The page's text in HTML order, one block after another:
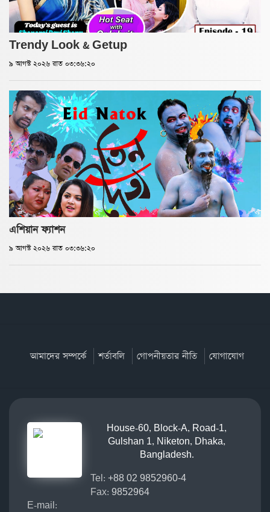
Trendy Look & Getup
৯ আগস্ট ২০২৬ রাত ০৩:৩৬:২০
এশিয়ান ফ্যাশন
৯ আগস্ট ২০২৬ রাত ০৩:৩৬:২০
আমাদের সম্পর্কে শর্তাবলি গোপনীয়তার নীতি যোগাযোগ
House-60, Block-A, Road-1,
Gulshan 1, Niketon, Dhaka,
Bangladesh.
Tel: +88 02 9852960-4
Fax: 9852964
E-mail: